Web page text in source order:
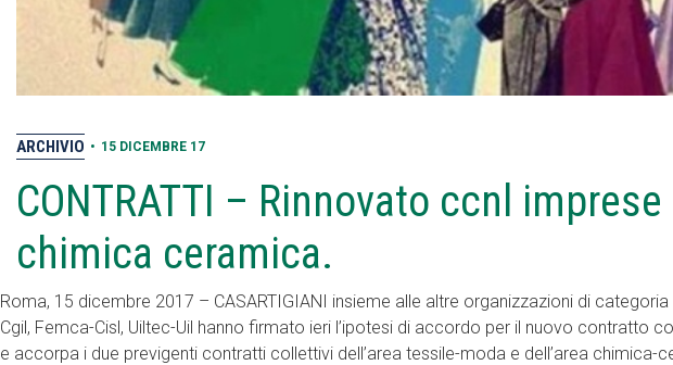
ARCHIVIO • 15 DICEMBRE 17
CONTRATTI – Rinnovato ccnl
chimica ceramica.
Roma, 15 dicembre 2017 – CASARTIGIANI insieme alle altre organizzazioni di
Cgil, Femca-Cisl, Uiltec-Uil hanno firmato ieri l’ipotesi di accordo per il nuovo contratto
e accorpa i due previgenti contratti collettivi dell’area tessile-moda e dell’area chimica-